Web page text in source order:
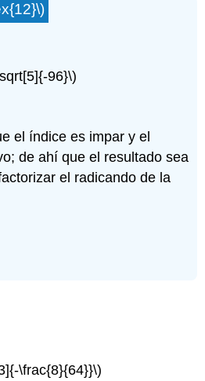
96}\)
el índice es impar y el
de ahí que el resultado sea
el radicando de la
\frac{8}{64}}\)